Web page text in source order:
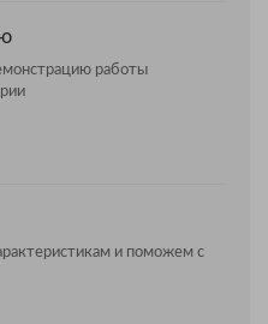
работы
и поможем с